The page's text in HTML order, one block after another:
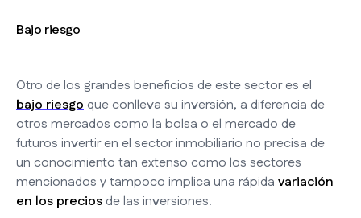
Bajo riesgo
Otro de los grandes beneficios de este sector es el
bajo riesgo que conlleva su inversión, a diferencia de
otros mercados como la bolsa o el mercado de
futuros invertir en el sector inmobiliario no precisa de
un conocimiento tan extenso como los sectores
mencionados y tampoco implica una rápida variación
en los precios de las inversiones.